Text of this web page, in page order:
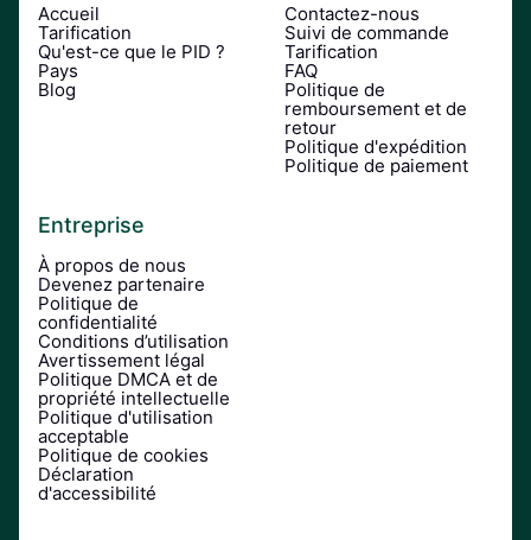
Accueil
Tarification
Qu'est-ce que le PID ?
Pays
Blog
Contactez-nous
Suivi de commande
Tarification
FAQ
Politique de
remboursement et de
retour
Politique d'expédition
Politique de paiement
Entreprise
À propos de nous
Devenez partenaire
Politique de
confidentialité
Conditions d’utilisation
Avertissement légal
Politique DMCA et de
propriété intellectuelle
Politique d'utilisation
acceptable
Politique de cookies
Déclaration
d'accessibilité